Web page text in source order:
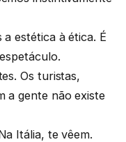
estética à ética. É
Os turistas,
a gente não existe
Itália, te vêem.